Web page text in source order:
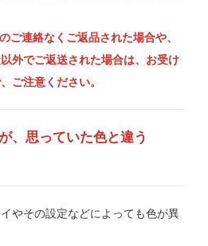
ご連絡なくご返品された場合や、
外でご返送された場合は、お受け
ご注意ください。
、思っていた色と違う
やその設定などによっても色が異